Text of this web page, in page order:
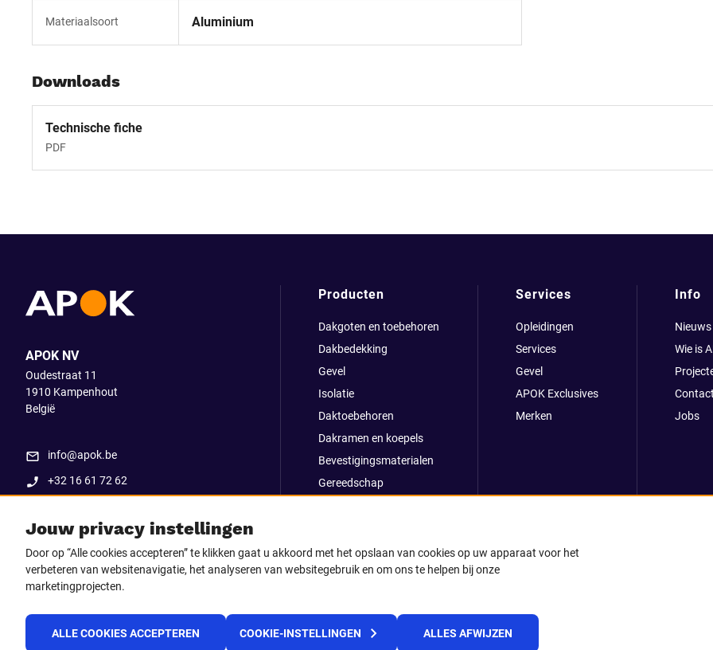
Materiaalsoort Aluminium
Downloads
Technische fiche
PDF
Jouw privacy instellingen
Door op “Alle cookies accepteren” te klikken gaat u akkoord met het opslaan van cookies op uw apparaat voor het
verbeteren van websitenavigatie, het analyseren van websitegebruik en om ons te helpen bij onze
marketingprojecten.
ALLE COOKIES ACCEPTEREN COOKIE-INSTELLINGEN ALLES AFWIJZEN
APOK NV
Oudestraat 11
1910 Kampenhout
België
info@apok.be
+32 16 61 72 62
Producten
Dakgoten en toebehoren
Dakbedekking
Gevel
Isolatie
Daktoebehoren
Dakramen en koepels
Bevestigingsmaterialen
Gereedschap
Go Strong
Services
Opleidingen
Services
Gevel
APOK Exclusives
Merken
Info
Nieuws
Wie is
Contact
Jobs
Volg ons op